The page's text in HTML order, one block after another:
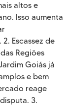
altos e
Isso aumenta
Escassez de
Regiões
Goiás já
e bem
reage
3.